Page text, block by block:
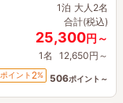
1泊 大人2名
合計(税込)
25,300円～
1名 12,650円～
ポイント 2% 506ポイント～